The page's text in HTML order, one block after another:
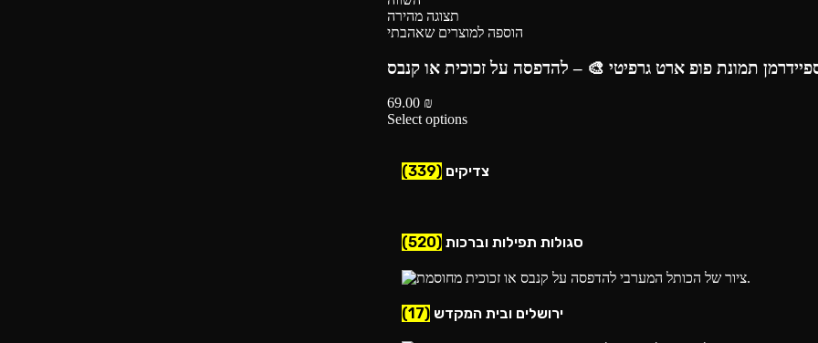
תצוגה מהירה
הוספה למוצרים שאהבתי
תמונת פופ ארט גרפיטי 🎨 – להדפסה על זכוכית או קנבס
69.00 ₪
Select options
צדיקים (339)
סגולות תפילות וברכות (520)
ירושלים ובית המקדש (17)